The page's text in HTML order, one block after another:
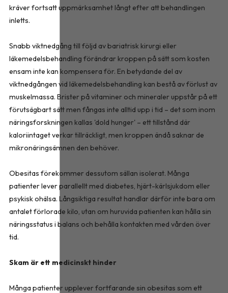
kräver fortsatt uppmärksamhet långt efter att behandlingen
inletts.
Snabb viktnedgång till följd av bariatrisk kirurgi eller
läkemedelsbehandling förändrar kroppen på sätt som kosten
ensam inte kan kompensera för. En betydande del av
viktnedgången vid läkemedelsbehandling kan bestå av förlust av
muskelmassa. Brister på vitaminer och mineraler uppstår på ett
förutsägbart sätt men fångas inte alltid upp i tid – det som inom
näringsforskningen kallas 'dold hunger' – ett tillstånd där
kaloriintaget verkar tillräckligt, men kroppen ändå saknar de
mikronäringsämnen den behöver.
Obesitas förekommer dessutom sällan isolerat. Många
patienter lever parallellt med diabetes, hjärt-kärlsjukdom eller
psykisk ohälsa. Långsiktiga resultat handlar därför inte bara om
antalet förlorade kilo, utan om huruvida patienten kan hålla sin
näringsstatus i balans och behålla kontakten med vården över
tid.
Skam är ett medicinskt hinder
Många patienter upplever fortfarande sin obesitas som ett